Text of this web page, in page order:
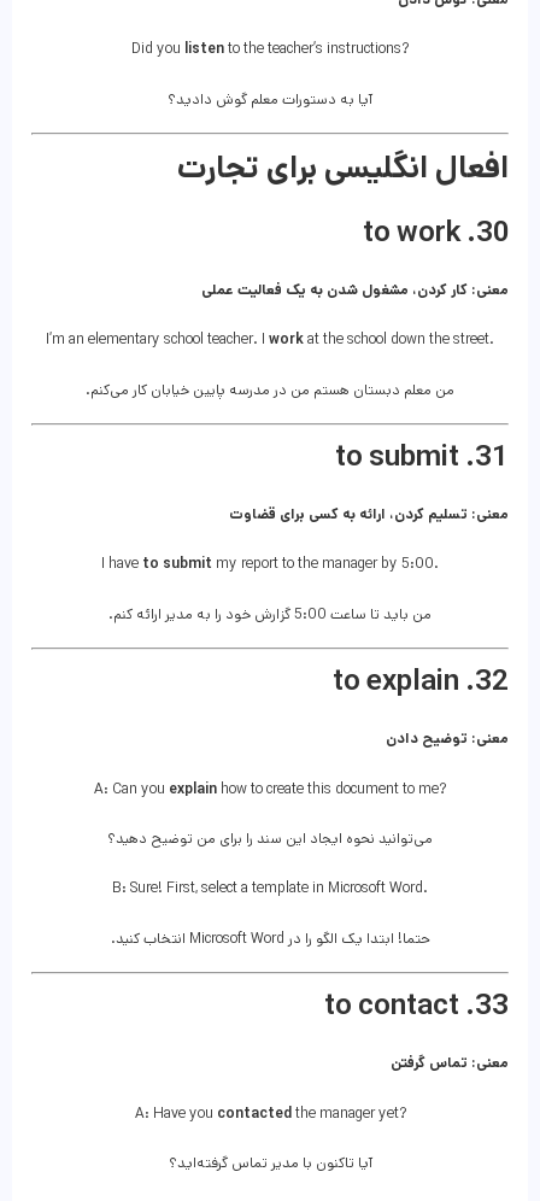
Did you listento the teacher’s instructions?
آیا به دستورات معلم گوش دادید؟
افعال انگلیسی برای تجارت
30. to work
معنی: کار کردن، مشغول شدن به یک فعالیت عملی
I’m an elementary school teacher. I workat the school down the street.
من معلم دبستان هستم من در مدرسه پایین خیابان کار می‌کنم.
31. to submit
معنی: تسلیم کردن، ارائه به کسی برای قضاوت
I have to submit my report to the manager by 5:00.
من باید تا ساعت 5:00 گزارش خود را به مدیر ارائه کنم.
32. to explain
معنی: توضیح دادن
A: Can you explain how to create this document to me?
می‌توانید نحوه ایجاد این سند را برای من توضیح دهید؟
B: Sure! First, select a template in Microsoft Word.
حتما! ابتدا یک الگو را در Microsoft Word انتخاب کنید.
33. to contact
معنی: تماس گرفتن
A: Have you contactedthe manager yet?
آیا تاکنون با مدیر تماس گرفته‌اید؟